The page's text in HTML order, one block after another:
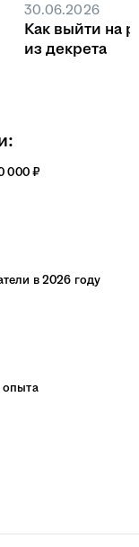
30.06.2026
Как выйти на
из декрета
000 ₽
в 2026 году